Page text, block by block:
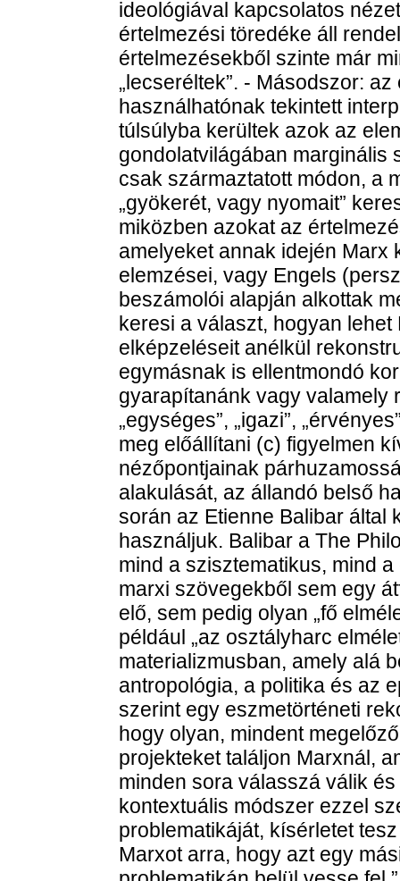
ideológiával kapcsolatos
értelmezési töredéke áll
értelmezésekből szinte már
„lecseréltek”. - Másodszor:
használhatónak tekintett
túlsúlyba kerültek azok az
gondolatvilágában marginális
csak származtatott módon, a
„gyökerét, vagy nyomait”
miközben azokat az
amelyeket annak idején Marx
elemzései, vagy Engels
beszámolói alapján alkottak
keresi a választ, hogyan
elképzeléseit anélkül
egymásnak is ellentmondó
gyarapítanánk vagy valamely
„egységes”, „igazi”,
meg előállítani (c) figyelmen
nézőpontjainak
alakulását, az állandó belső
során az Etienne Balibar által
használjuk. Balibar a The
mind a szisztematikus, mind
marxi szövegekből sem egy
elő, sem pedig olyan „fő
például „az osztályharc
materializmusban, amely alá
antropológia, a politika és az
szerint egy eszmetörténeti
hogy olyan, mindent
projekteket találjon Marxnál,
minden sora válasszá válik
kontextuális módszer ezzel
problematikáját, kísérletet
Marxot arra, hogy azt egy